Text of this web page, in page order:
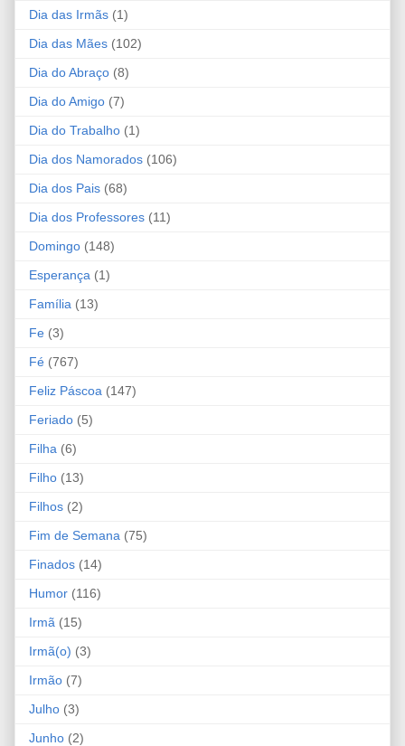
Dia das Irmãs (1)
Dia das Mães (102)
Dia do Abraço (8)
Dia do Amigo (7)
Dia do Trabalho (1)
Dia dos Namorados (106)
Dia dos Pais (68)
Dia dos Professores (11)
Domingo (148)
Esperança (1)
Família (13)
Fe (3)
Fé (767)
Feliz Páscoa (147)
Feriado (5)
Filha (6)
Filho (13)
Filhos (2)
Fim de Semana (75)
Finados (14)
Humor (116)
Irmã (15)
Irmã(o) (3)
Irmão (7)
Julho (3)
Junho (2)